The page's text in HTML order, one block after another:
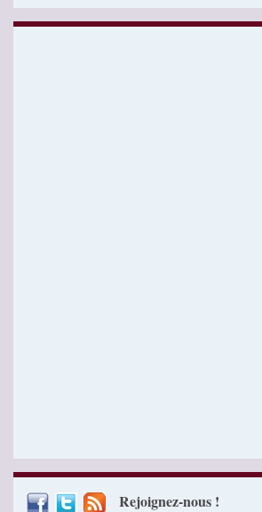
Rejoignez-nous !